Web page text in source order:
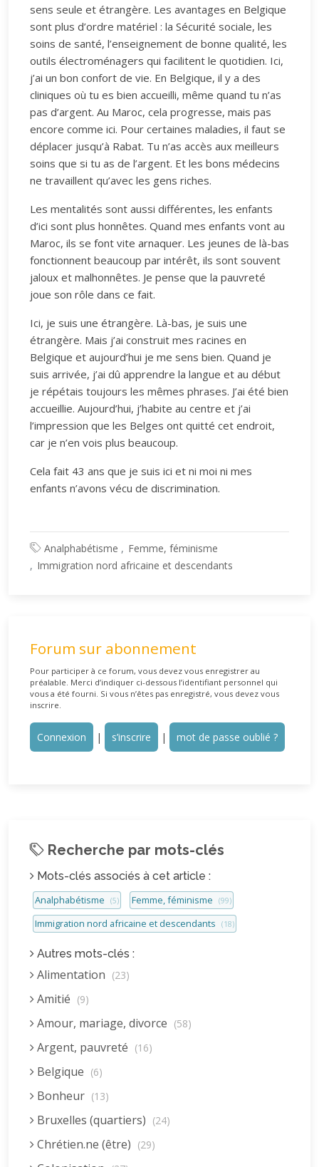
sens seule et étrangère. Les avantages en Belgique
sont plus d’ordre matériel : la Sécurité sociale, les
soins de santé, l’enseignement de bonne qualité, les
outils électroménagers qui facilitent le quotidien. Ici,
j’ai un bon confort de vie. En Belgique, il y a des
cliniques où tu es bien accueilli, même quand tu n’as
pas d’argent. Au Maroc, cela progresse, mais pas
encore comme ici. Pour certaines maladies, il faut se
déplacer jusqu’à Rabat. Tu n’as accès aux meilleurs
soins que si tu as de l’argent. Et les bons médecins
ne travaillent qu’avec les gens riches.
Les mentalités sont aussi différentes, les enfants
d’ici sont plus honnêtes. Quand mes enfants vont au
Maroc, ils se font vite arnaquer. Les jeunes de là-bas
fonctionnent beaucoup par intérêt, ils sont souvent
jaloux et malhonnêtes. Je pense que la pauvreté
joue son rôle dans ce fait.
Ici, je suis une étrangère. Là-bas, je suis une
étrangère. Mais j’ai construit mes racines en
Belgique et aujourd’hui je me sens bien. Quand je
suis arrivée, j’ai dû apprendre la langue et au début
je répétais toujours les mêmes phrases. J’ai été bien
accueillie. Aujourd’hui, j’habite au centre et j’ai
l’impression que les Belges ont quitté cet endroit,
car je n’en vois plus beaucoup.
Cela fait 43 ans que je suis ici et ni moi ni mes
enfants n’avons vécu de discrimination.
Analphabétisme
Femme, féminisme
Immigration nord africaine et descendants
Forum sur abonnement
Pour participer à ce forum, vous devez vous enregistrer au
préalable. Merci d’indiquer ci-dessous l’identifiant personnel qui
vous a été fourni. Si vous n’êtes pas enregistré, vous devez vous
inscrire.
Connexion | s’inscrire | mot de passe oublié ?
Recherche par mots-clés
Mots-clés associés à cet article :
Analphabétisme (5) Femme, féminisme (99)
Immigration nord africaine et descendants (18)
Autres mots-clés :
Alimentation (23)
Amitié (9)
Amour, mariage, divorce (58)
Argent, pauvreté (16)
Belgique (6)
Bonheur (13)
Bruxelles (quartiers) (24)
Chrétien.ne (être) (29)